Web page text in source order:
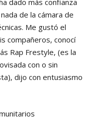
dado más confianza
de la cámara de
Me gustó el
compañeros, conocí
Rap Frestyle, (es la
con o sin
dijo con entusiasmo